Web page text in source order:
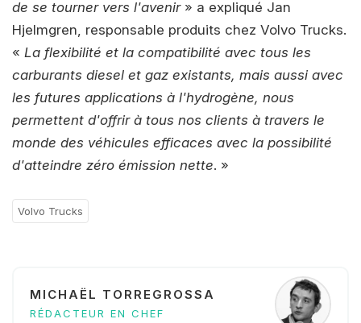
de se tourner vers l'avenir» a expliqué Jan
Hjelmgren, responsable produits chez Volvo Trucks.
« La flexibilité et la compatibilité avec tous les
carburants diesel et gaz existants, mais aussi avec
les futures applications à l'hydrogène, nous
permettent d'offrir à tous nos clients à travers le
monde des véhicules efficaces avec la possibilité
d'atteindre zéro émission nette. »
Volvo Trucks
MICHAËL TORREGROSSA
RÉDACTEUR EN CHEF